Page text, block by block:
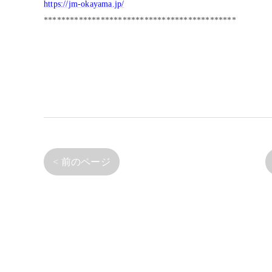
https://jm-okayama.jp/
********************************************
< 前のページ